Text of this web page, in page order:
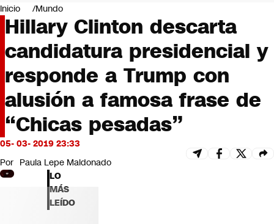
Negocios
Deportes
Programas completos
Cultura
Servicios
Bits
CNN Data
CNN tiempo
Futuro 360
Opinión
Inicio Mundo
Hillary Clinton descarta
candidatura presidencial y
responde a Trump con
alusión a famosa frase de
“Chicas pesadas”
05- 03- 2019 23:33
Por Paula Lepe Maldonado
LO
MÁS
LEÍDO